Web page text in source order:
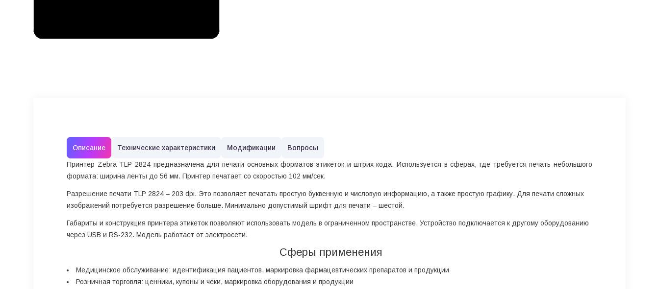
Описание Технические характеристики Модификации Вопросы
Принтер Zebra TLP 2824 предназначена для печати основных форматов этикеток и штрих-кода. Используется в сферах, где требуется печать небольшого
формата: ширина ленты до 56 мм. Принтер печатает со скоростью 102 мм/сек.
Разрешение печати TLP 2824 – 203 dpi. Это позволяет печатать простую буквенную и числовую информацию, а также простую графику. Для печати сложных
изображений потребуется разрешение больше. Минимально допустимый шрифт для печати – шестой.
Габариты и конструкция принтера этикеток позволяют использовать модель в ограниченном пространстве. Устройство подключается к другому оборудованию
через USB и RS-232. Модель работает от электросети.
Сферы применения
Медицинское обслуживание: идентификация пациентов, маркировка фармацевтических препаратов и продукции
Розничная торговля: ценники, купоны и чеки, маркировка оборудования и продукции